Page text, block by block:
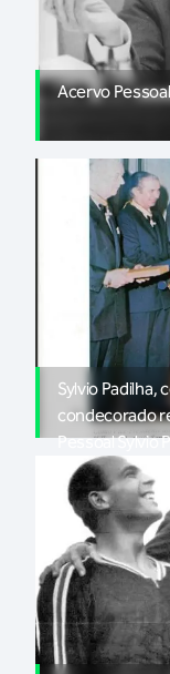
Acervo
Sylvio
condecorado
Pessoal Sylvio